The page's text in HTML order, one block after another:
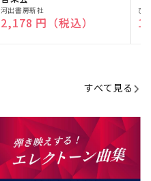
販
売
河出書房新社
通常価格
2,178 円（税込）
販
売
ひ
すべて見る